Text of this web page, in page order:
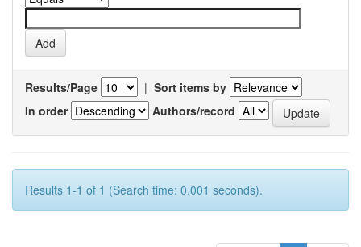
Results/Page | Sort items by
In order
Authors/record
Results 1-1 of 1 (Search time: 0.001 seconds).